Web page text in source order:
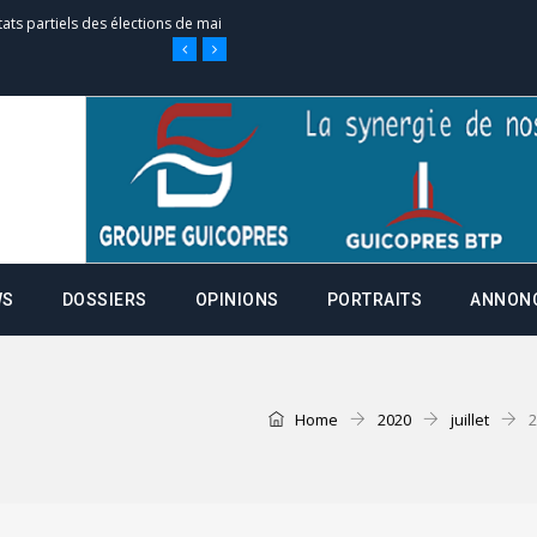
partiels des élections de mai
joignable au 105, ouvert
campagnes ce jeudi 28 mai à
DOSSIERS OPINIONS PORTRAITS
Home 2020 juillet